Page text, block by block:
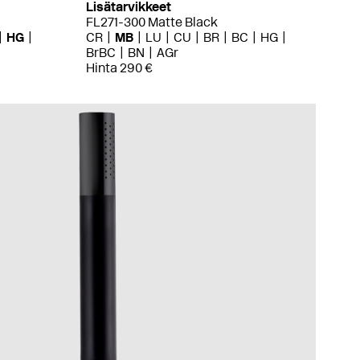
HG
Lisätarvikkeet
FL271-300 Matte Black
CR
MB LU CU BR BC
HG
BrBC
BN
AGr
Hinta 290 €